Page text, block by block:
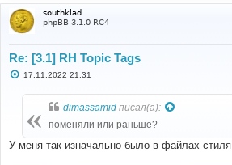
southklad
phpBB 3.1.0 RC4
Re: [3.1] RH Topic Tags
С
е
17.11.2022 21:31
dimassamid писал(а):
поменяли или раньше?
У меня так изначально было в файлах стиля